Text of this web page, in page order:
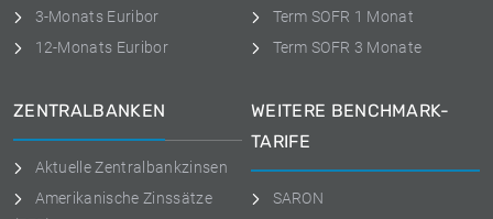
3-Monats Euribor
12-Monats Euribor
Term SOFR 1 Monat
Term SOFR 3 Monate
ZENTRALBANKEN
Aktuelle Zentralbankzinsen
Amerikanische Zinssätze
WEITERE BENCHMARK-
TARIFE
SARON